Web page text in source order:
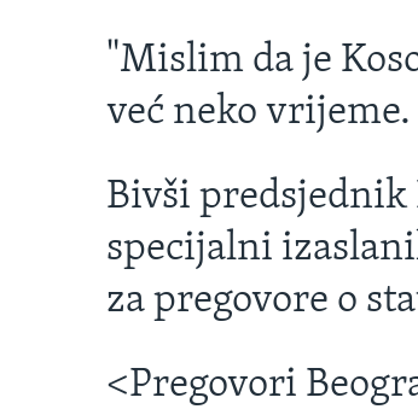
"Mislim da je
već neko vrijeme.
Bivši
specijalni
za pregovore o
<Pregovori